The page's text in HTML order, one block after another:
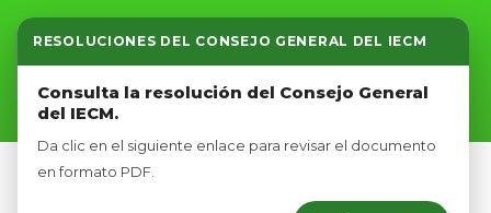
RESOLUCIONES DEL CONSEJO GENERAL DEL IECM
Consulta la resolución del Consejo General
del IECM.
Da clic en el siguiente enlace para revisar el documento
en formato PDF.
Inicio
Nosotros
Afíliate